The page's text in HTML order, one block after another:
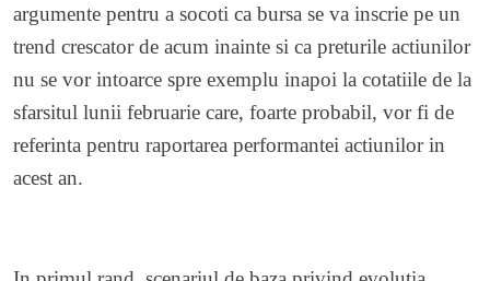
argumente pentru a socoti ca bursa se va inscrie pe un
trend crescator de acum inainte si ca preturile actiunilor
nu se vor intoarce spre exemplu inapoi la cotatiile de la
sfarsitul lunii februarie care, foarte probabil, vor fi de
referinta pentru raportarea performantei actiunilor in
acest an.